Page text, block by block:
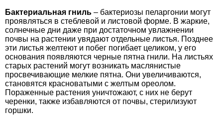
Бактериальная гниль – бактериозы пеларгонии могут
проявляться в стеблевой и листовой форме. В жаркие,
солнечные дни даже при достаточном увлажнении
почвы на растении увядают отдельные листья. Позднее
эти листья желтеют и побег погибает целиком, у его
основания появляются черные пятна гнили. На листьях
старых растений могут возникать маслянистые
просвечивающие мелкие пятна. Они увеличиваются,
становятся красноватыми с желтым ореолом.
Пораженные растения уничтожают, с них не берут
черенки, также избавляются от почвы, стерилизуют
горшки.